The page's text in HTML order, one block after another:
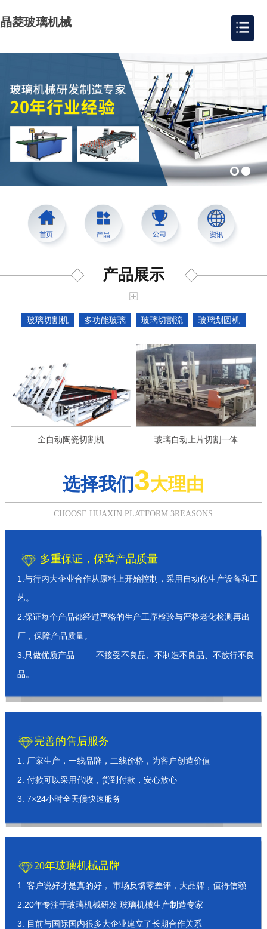
晶菱玻璃机械
产品展示
玻璃切割机 多功能玻璃 玻璃切割流 玻璃划圆机
全自动陶瓷切割机 玻璃自动上片切割一体
选择我们3大理由
CHOOSE HUAXIN PLATFORM 3REASONS
多重保证，保障产品质量
1.与行内大企业合作从原料上开始控制，采用自动化生产设备和工
艺。
2.保证每个产品都经过严格的生产工序检验与严格老化检测再出
厂，保障产品质量。
3.只做优质产品 —— 不接受不良品、不制造不良品、不放行不良
品。
完善的售后服务
1. 厂家生产，一线品牌，二线价格，为客户创造价值
2. 付款可以采用代收，货到付款，安心放心
3. 7×24小时全天候快速服务
20年玻璃机械品牌
1. 客户说好才是真的好， 市场反馈零差评，大品牌，值得信赖
2.20年专注于玻璃机械研发 玻璃机械生产制造专家
3. 目前与国际国内很多大企业建立了长期合作关系